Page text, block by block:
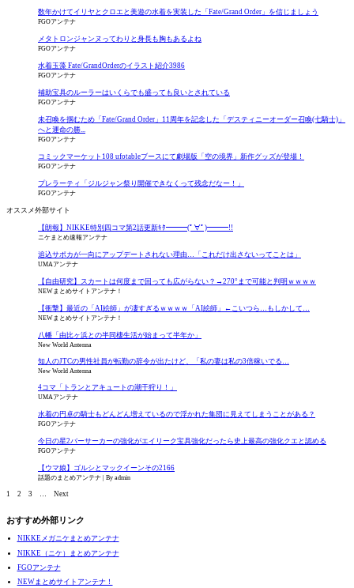
数年かけてイリヤとクロエと美遊の水着を実装した「Fate/Grand Order」を信じましょう
FGOアンテナ
メタトロンジャンヌってわりと身長も胸もあるよね
FGOアンテナ
水着玉藻 Fate/GrandOrderのイラスト紹介3986
FGOアンテナ
補助宝具のルーラーはいくらでも盛っても良いとされている
FGOアンテナ
未召喚を掴むため「Fate/Grand Order」11周年を記念した「デスティニーオーダー召喚(七騎士)」
へと運命の勝...
FGOアンテナ
コミックマーケット108 ufotableブースにて劇場版「空の境界」新作グッズが登場！
FGOアンテナ
プレラーティ「ジルジャン祭り開催できなくって残念だなー！」
FGOアンテナ
オススメ外部サイト
【朗報】NIKKE特別四コマ第2話更新ｷﾀ━━━(ﾟ∀ﾟ)━━━!!
ニケまとめ速報アンテナ
追込サポカが一向にアップデートされない理由…「これだけ出さないってことは」
UMAアンテナ
【自由研究】スカートは何度まで回っても広がらない？→270°まで可能と判明ｗｗｗｗ
NEWまとめサイトアンテナ！
【衝撃】最近の「AI絵師」が凄すぎるｗｗｗｗ「AI絵師」←こいつら…もしかして…
NEWまとめサイトアンテナ！
八幡「由比ヶ浜との半同棲生活が始まって半年か」
New World Antenna
知人のJTCの男性社員が転勤の辞令が出たけど、「私の妻は私の3倍稼いでる…
New World Antenna
4コマ「トランとアキュートの潮干狩り！」
UMAアンテナ
水着の円卓の騎士もどんどん増えているので浮かれた集団に見えてしまうことがある？
FGOアンテナ
今日の星2バーサーカーの強化がエイリーク宝具強化だったら史上最高の強化クエと認める
FGOアンテナ
【ウマ娘】ゴルシとマックイーンその2166
話題のまとめアンテナ By admin
1 2 3 … Next
おすすめ外部リンク
NIKKEメガニケまとめアンテナ
NIKKE（ニケ）まとめアンテナ
FGOアンテナ
NEWまとめサイトアンテナ！